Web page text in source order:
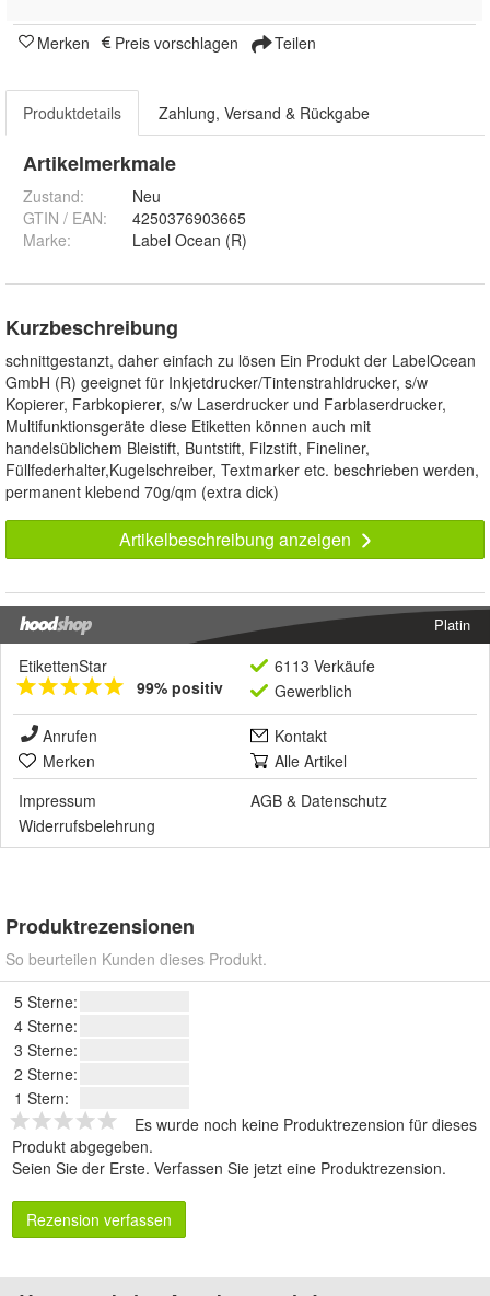
Merken Preis vorschlagen Teilen
Produktdetails Zahlung, Versand & Rückgabe
Artikelmerkmale
Zustand:
Neu
GTIN / EAN:
4250376903665
Marke:
Label Ocean (R)
Kurzbeschreibung
schnittgestanzt, daher einfach zu lösen Ein Produkt der LabelOcean
GmbH (R) geeignet für Inkjetdrucker/Tintenstrahldrucker, s/w
Kopierer, Farbkopierer, s/w Laserdrucker und Farblaserdrucker,
Multifunktionsgeräte diese Etiketten können auch mit
handelsüblichem Bleistift, Buntstift, Filzstift, Fineliner,
Füllfederhalter,Kugelschreiber, Textmarker etc. beschrieben werden,
permanent klebend 70g/qm (extra dick)
Artikelbeschreibung anzeigen
Platin
EtikettenStar
99% positiv
6113 Verkäufe
Gewerblich
Anrufen
Kontakt
Merken
Alle Artikel
Impressum
AGB & Datenschutz
Widerrufsbelehrung
Produktrezensionen
So beurteilen Kunden dieses Produkt.
5 Sterne:
4 Sterne:
3 Sterne:
2 Sterne:
1 Stern:
Es wurde noch keine Produktrezension für dieses
Produkt abgegeben.
Seien Sie der Erste. Verfassen Sie jetzt eine Produktrezension.
Rezension verfassen